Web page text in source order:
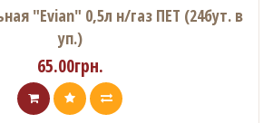
"Evian" 0,5л н/газ ПЕТ (24бут. в
уп.)
65.00грн.